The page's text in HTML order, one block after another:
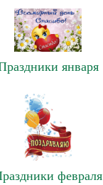
января
февраля